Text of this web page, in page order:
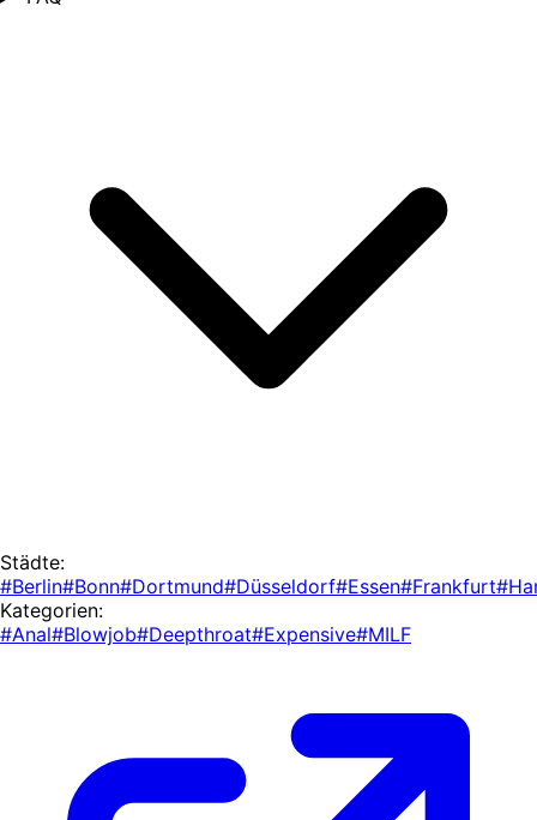
Städte:
#Berlin#Bonn#Dortmund#Düsseldorf#Essen#Frankfurt
Kategorien:
#Anal#Blowjob#Deepthroat#Expensive#MILF